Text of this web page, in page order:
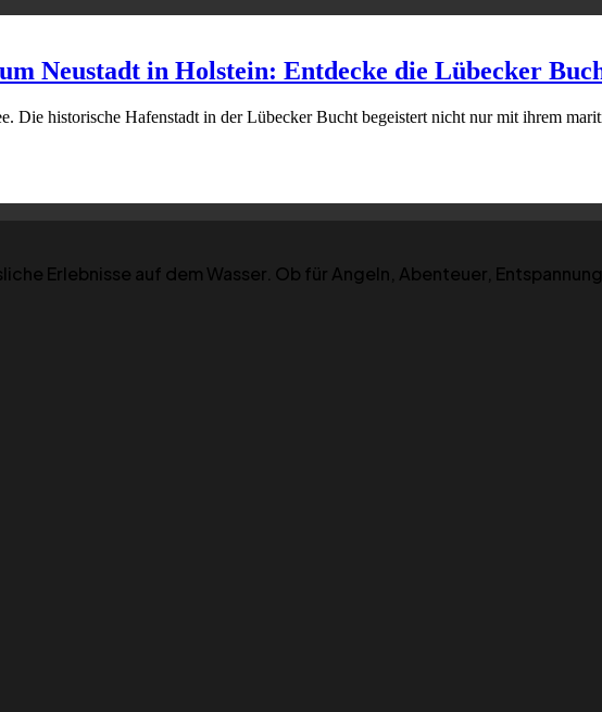
Neustadt in Holstein: Entdecke die Lübecker
Die historische Hafenstadt in der Lübecker Bucht begeistert nicht nur mit ihrem
Erlebnisse auf dem Wasser. Ob für Angeln, Abenteuer,